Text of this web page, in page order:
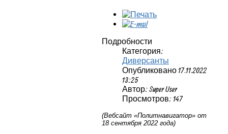
Подробности
Категория:
Диверсанты
Опубликовано 17.11.2022
13:25
Автор: Super User
Просмотров: 147
(Вебсайт «Политнавигатор» от
18 сентября 2022 года)